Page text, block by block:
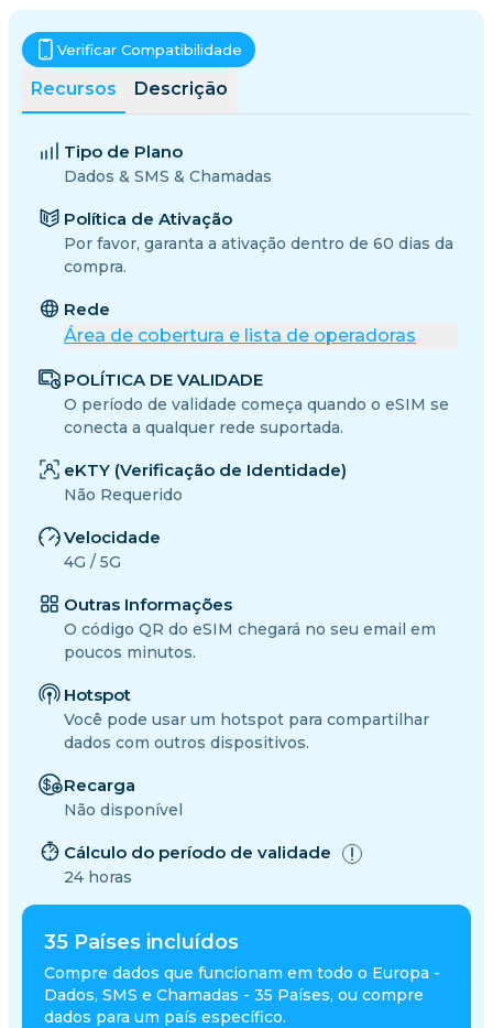
35 Países incluídos
Compre dados que funcionam em todo o Europa -
Dados, SMS e Chamadas - 35 Países, ou compre
dados para um país específico.
Recursos Descrição
Verificar Compatibilidade
Tipo de Plano
Dados & SMS & Chamadas
Política de Ativação
Por favor, garanta a ativação dentro de 60 dias da
compra.
Rede
Área de cobertura e lista de operadoras
POLÍTICA DE VALIDADE
O período de validade começa quando o eSIM se
conecta a qualquer rede suportada.
eKTY (Verificação de Identidade)
Não Requerido
Velocidade
4G / 5G
Outras Informações
O código QR do eSIM chegará no seu email em
poucos minutos.
Hotspot
Você pode usar um hotspot para compartilhar
dados com outros dispositivos.
Recarga
Não disponível
Cálculo do período de validade
24 horas